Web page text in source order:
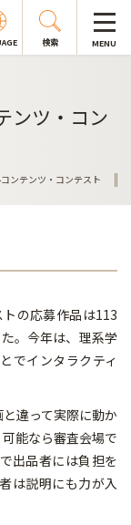
検索 MENU
ンツ・コン
ンテンツ・コンテスト
の応募作品は113
。今年は、理系学
でインタラクティ
違って実際に動か
能なら審査会場で
出品者には負担を
は説明にも力が入